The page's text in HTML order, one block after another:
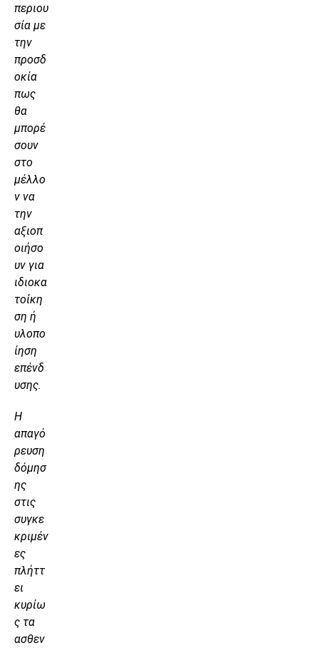
περιου
σία με
την
προσδ
οκία
πως
θα
μπορέ
σουν
στο
μέλλο
ν να
την
αξιοπ
οιήσο
υν για
ιδιοκα
τοίκη
ση ή
υλοπο
ίηση
επένδ
υσης.
Η
απαγό
ρευση
δόμησ
ης
στις
συγκε
κριμέν
ες
πλήττ
ει
κυρίω
ς τα
ασθεν